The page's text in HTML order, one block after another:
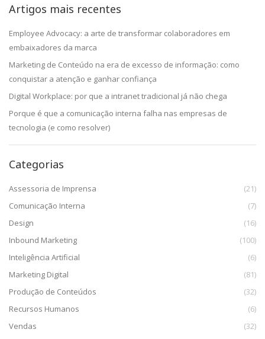
Artigos mais recentes
Employee Advocacy: a arte de transformar colaboradores em
embaixadores da marca
Marketing de Conteúdo na era de excesso de informação: como
conquistar a atenção e ganhar confiança
Digital Workplace: por que a intranet tradicional já não chega
Porque é que a comunicação interna falha nas empresas de
tecnologia (e como resolver)
Categorias
Assessoria de Imprensa
(21)
Comunicação Interna
(7)
Design
(16)
Inbound Marketing
(100)
Inteligência Artificial
(6)
Marketing Digital
(81)
Produção de Conteúdos
(32)
Recursos Humanos
(6)
Vendas
(32)